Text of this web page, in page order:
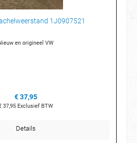
1J0907521
en origineel VW
€ 37,95
37,95 Exclusief BTW
Details